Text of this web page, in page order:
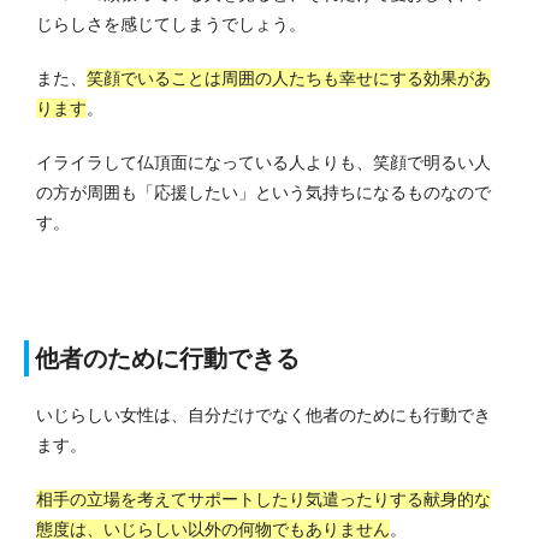
じらしさを感じてしまうでしょう。
また、 笑顔でいることは周囲の人たちも幸せにする効果があ
ります。
イライラして仏頂面になっている人よりも、笑顔で明るい人
の方が周囲も「応援したい」という気持ちになるものなので
す。
他者のために行動できる
いじらしい女性は、自分だけでなく他者のためにも行動でき
ます。
相手の立場を考えてサポートしたり気遣ったりする献身的な
態度は、いじらしい以外の何物でもありません。